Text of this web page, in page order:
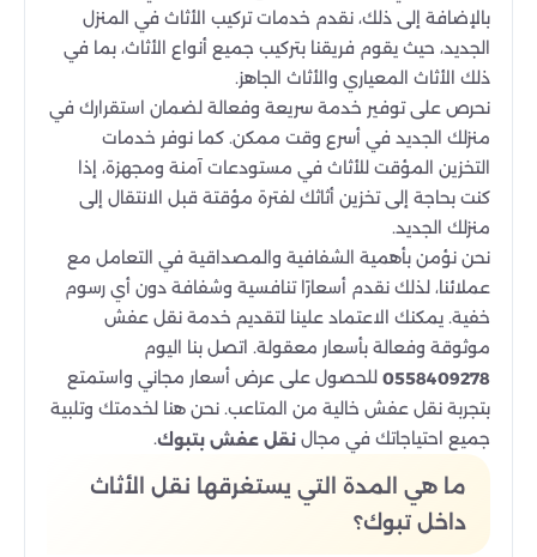
بالإضافة إلى ذلك، نقدم خدمات تركيب الأثاث في المنزل
الجديد، حيث يقوم فريقنا بتركيب جميع أنواع الأثاث، بما في
ذلك الأثاث المعياري والأثاث الجاهز.
نحرص على توفير خدمة سريعة وفعالة لضمان استقرارك في
منزلك الجديد في أسرع وقت ممكن. كما نوفر خدمات
التخزين المؤقت للأثاث في مستودعات آمنة ومجهزة، إذا
كنت بحاجة إلى تخزين أثاثك لفترة مؤقتة قبل الانتقال إلى
منزلك الجديد.
نحن نؤمن بأهمية الشفافية والمصداقية في التعامل مع
عملائنا، لذلك نقدم أسعارًا تنافسية وشفافة دون أي رسوم
خفية. يمكنك الاعتماد علينا لتقديم خدمة نقل عفش
موثوقة وفعالة بأسعار معقولة. اتصل بنا اليوم
0558409278 للحصول على عرض أسعار مجاني واستمتع
بتجربة نقل عفش خالية من المتاعب. نحن هنا لخدمتك وتلبية
جميع احتياجاتك في مجال نقل عفش بتبوك.
ما هي المدة التي يستغرقها نقل الأثاث
داخل تبوك؟